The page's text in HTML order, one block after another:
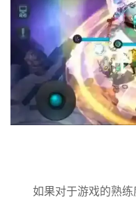
如果对于游戏的熟